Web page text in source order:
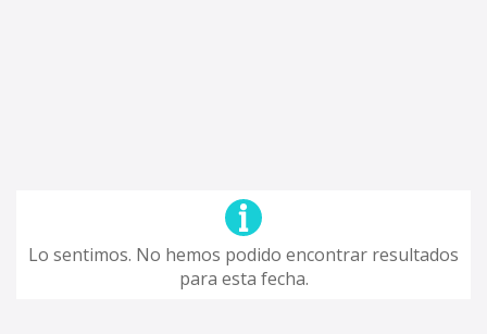
Lo sentimos. No hemos podido encontrar resultados
para esta fecha.